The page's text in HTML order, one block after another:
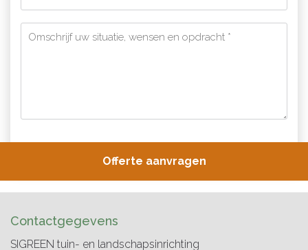
Contactgegevens
SIGREEN tuin- en landschapsinrichting